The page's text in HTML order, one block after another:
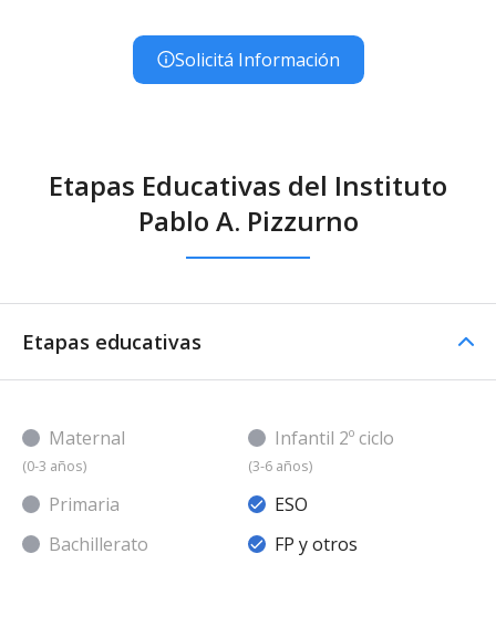
Solicitá Información
Etapas Educativas del Instituto
Pablo A. Pizzurno
Etapas educativas
Maternal
(0-3 años)
Infantil 2º ciclo
(3-6 años)
Primaria
ESO
Bachillerato
FP y otros